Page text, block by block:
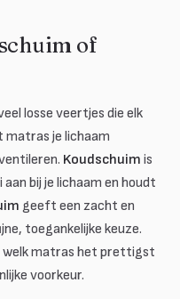
of
losse veertjes die elk
matras je lichaam
Koudschuim is
bij je lichaam en houdt
geeft een zacht en
toegankelijke keuze.
welk matras het prettigst
voorkeur.